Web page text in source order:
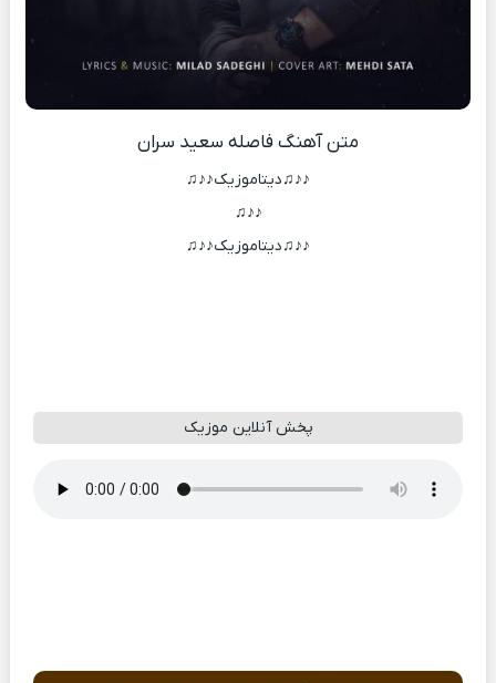
متن آهنگ فاصله سعید سران
♪♪♫دیتاموزیک♪♪♫
♪♪♫
♪♪♫دیتاموزیک♪♪♫
پخش آنلاین موزیک